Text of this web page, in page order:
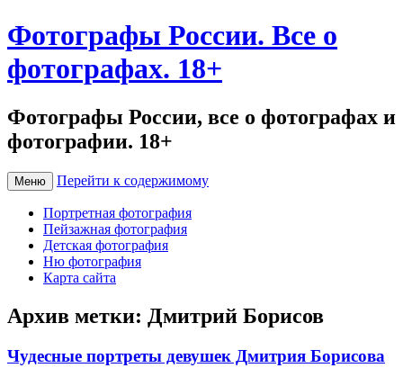
Фотографы России. Все о
фотографах. 18+
Фотографы России, все о фотографах и
фотографии. 18+
Меню Перейти к содержимому
Портретная фотография
Пейзажная фотография
Детская фотография
Ню фотография
Карта сайта
Архив метки: Дмитрий Борисов
Чудесные портреты девушек Дмитрия Борисова